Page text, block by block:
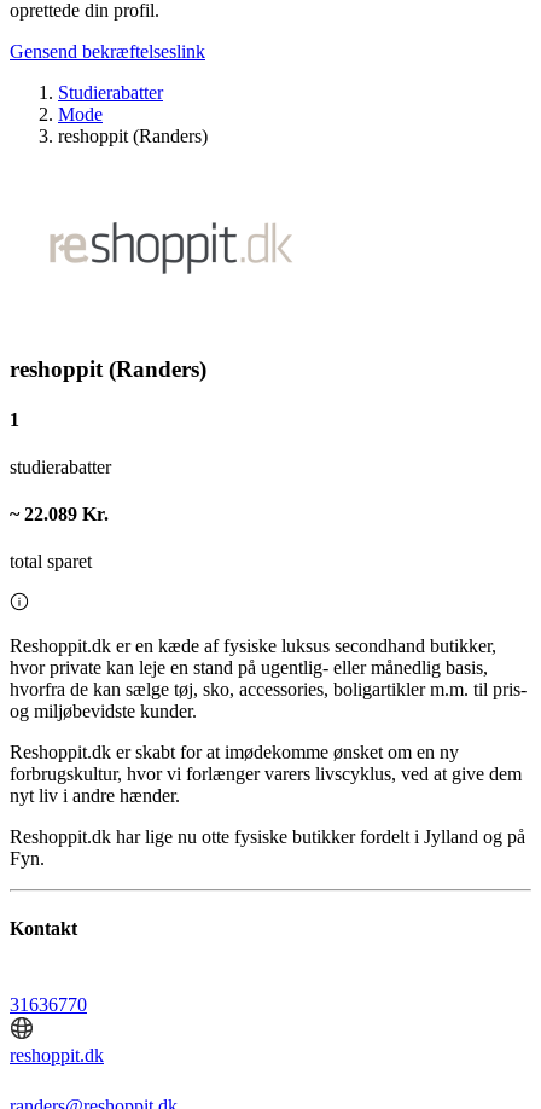
oprettede din profil.
Gensend bekræftelseslink
Studierabatter
Mode
reshoppit (Randers)
reshoppit (Randers)
1
studierabatter
~ 22.089 Kr.
total sparet
Reshoppit.dk er en kæde af fysiske luksus secondhand butikker,
hvor private kan leje en stand på ugentlig- eller månedlig basis,
hvorfra de kan sælge tøj, sko, accessories, boligartikler m.m. til pris-
og miljøbevidste kunder.
Reshoppit.dk er skabt for at imødekomme ønsket om en ny
forbrugskultur, hvor vi forlænger varers livscyklus, ved at give dem
nyt liv i andre hænder.
Reshoppit.dk har lige nu otte fysiske butikker fordelt i Jylland og på
Fyn.
Kontakt
31636770
reshoppit.dk